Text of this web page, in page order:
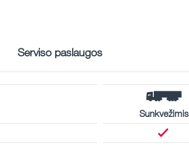
Serviso paslaugos
Sunkvežimis